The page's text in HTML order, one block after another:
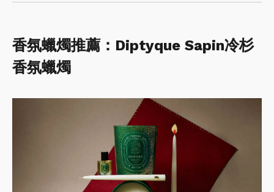
香氛蠟燭推薦：Diptyque Sapin冷杉
香氛蠟燭